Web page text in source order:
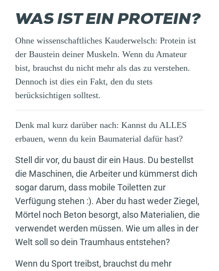
WAS IST EIN PROTEIN?
Ohne wissenschaftliches Kauderwelsch: Protein ist
der Baustein deiner Muskeln. Wenn du Amateur
bist, brauchst du nicht mehr als das zu verstehen.
Dennoch ist dies ein Fakt, den du stets
berücksichtigen solltest.
Denk mal kurz darüber nach: Kannst du ALLES
erbauen, wenn du kein Baumaterial dafür hast?
Stell dir vor, du baust dir ein Haus. Du bestellst
die Maschinen, die Arbeiter und kümmerst dich
sogar darum, dass mobile Toiletten zur
Verfügung stehen :). Aber du hast weder Ziegel,
Mörtel noch Beton besorgt, also Materialien, die
verwendet werden müssen. Wie um alles in der
Welt soll so dein Traumhaus entstehen?
Wenn du Sport treibst, brauchst du mehr